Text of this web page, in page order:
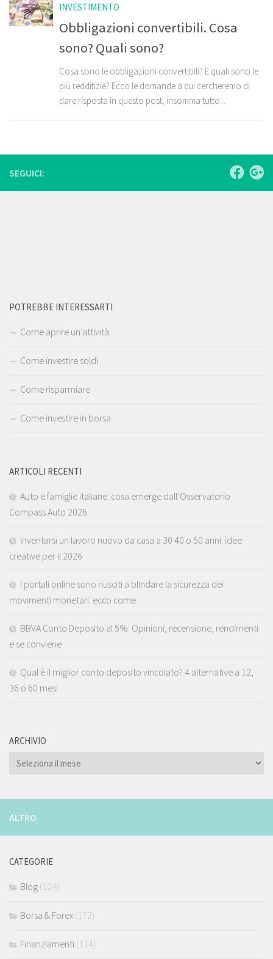
INVESTIMENTO
Obbligazioni convertibili. Cosa
sono? Quali sono?
Cosa sono le obbligazioni convertibili? E quali sono le
più redditizie? Ecco le domande a cui cercheremo di
dare risposta in questo post, insomma tutto...
SEGUICI:
POTREBBE INTERESSARTI
Come aprire un’attività
Come investire soldi
Come risparmiare
Come investire in borsa
ARTICOLI RECENTI
Auto e famiglie italiane: cosa emerge dall’Osservatorio
Compass Auto 2026
Inventarsi un lavoro nuovo da casa a 30 40 o 50 anni: idee
creative per il 2026
I portali online sono riusciti a blindare la sicurezza dei
movimenti monetari: ecco come
BBVA Conto Deposito al 5%: Opinioni, recensione, rendimenti
e se conviene
Qual è il miglior conto deposito vincolato? 4 alternative a 12,
36 o 60 mesi
ARCHIVIO
ARCHIVIO
ALTRO
CATEGORIE
Blog (104)
Borsa & Forex (172)
Finanziamenti (114)